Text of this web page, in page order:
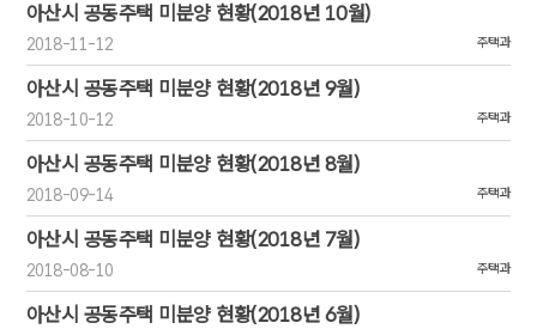
아산시 공동주택 미분양 현황(2018년 10월)
2018-11-12 주택과
아산시 공동주택 미분양 현황(2018년 9월)
2018-10-12 주택과
아산시 공동주택 미분양 현황(2018년 8월)
2018-09-14 주택과
아산시 공동주택 미분양 현황(2018년 7월)
2018-08-10 주택과
아산시 공동주택 미분양 현황(2018년 6월)